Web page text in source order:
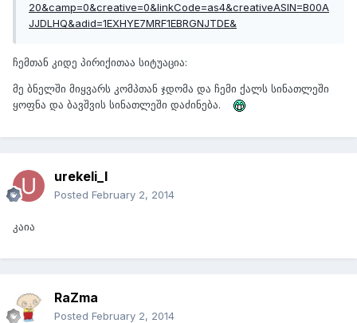
20&camp=0&creative=0&linkCode=as4&creativeASIN=B00A
JJDLHQ&adid=1EXHYE7MRF1EBRGNJTDE&
ჩემთან კიდე პირიქითაა სიტუაცია:
მე ბნელში მიყვარს კომპთან ჯდომა და ჩემი ქალს სინათლეში
ყოფნა და ბავშვის სინათლეში დაძინება.
urekeli_l
Posted February 2, 2014
კაია
RaZma
Posted February 2, 2014